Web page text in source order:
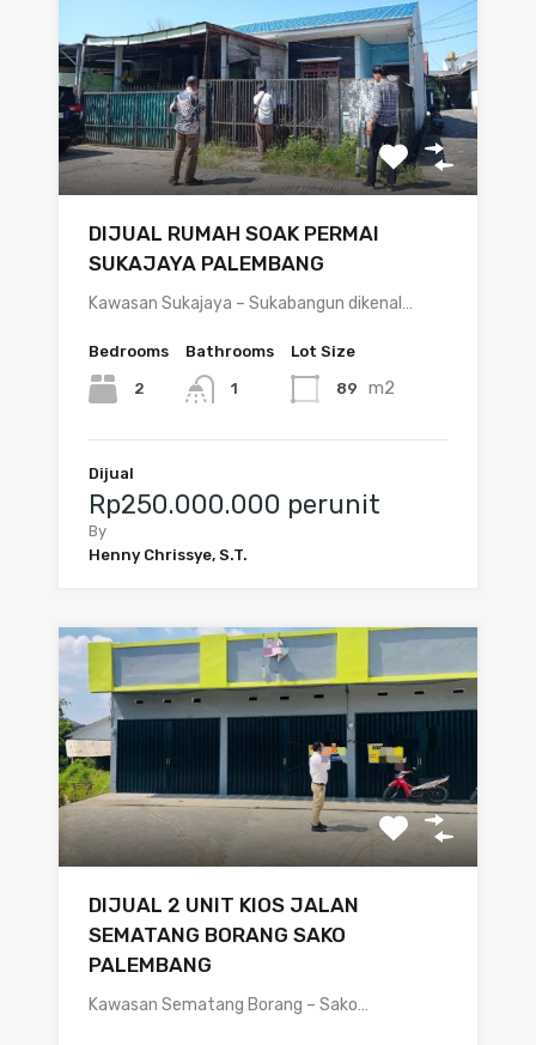
DIJUAL RUMAH SOAK PERMAI
SUKAJAYA PALEMBANG
Kawasan Sukajaya – Sukabangun dikenal…
Bedrooms
2
Bathrooms
1
Lot Size
89 m2
Dijual
Rp250.000.000 perunit
By
Henny Chrissye, S.T.
DIJUAL 2 UNIT KIOS JALAN
SEMATANG BORANG SAKO
PALEMBANG
Kawasan Sematang Borang – Sako…